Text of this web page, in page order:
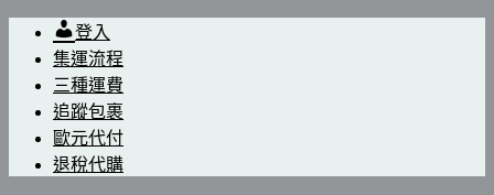
登入
集運流程
三種運費
追蹤包裹
歐元代付
退稅代購